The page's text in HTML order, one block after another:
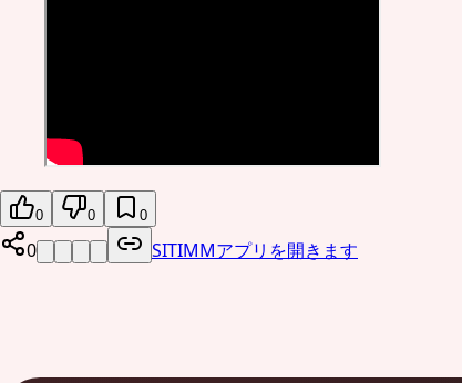
0 0 0
0 SITIMMアプリを開きます